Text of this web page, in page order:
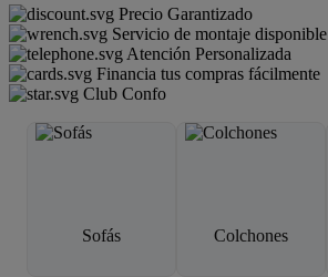
Precio Garantizado
Servicio de montaje disponible
Atención Personalizada
Financia tus compras fácilmente
Club Confo
Sofás Colchones